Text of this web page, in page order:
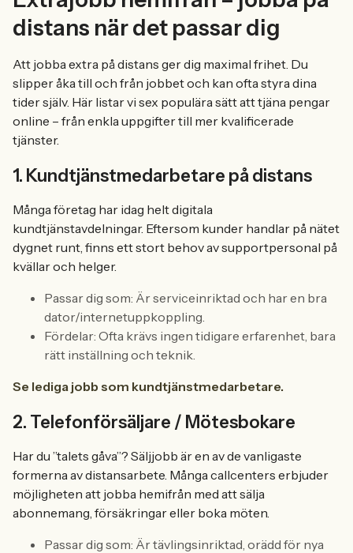
distans när det passar dig
Att jobba extra på distans ger dig maximal frihet. Du
slipper åka till och från jobbet och kan ofta styra dina
tider själv. Här listar vi sex populära sätt att tjäna pengar
online – från enkla uppgifter till mer kvalificerade
tjänster.
1. Kundtjänstmedarbetare på distans
Många företag har idag helt digitala
kundtjänstavdelningar. Eftersom kunder handlar på nätet
dygnet runt, finns ett stort behov av supportpersonal på
kvällar och helger.
Passar dig som: Är serviceinriktad och har en bra
dator/internetuppkoppling.
Fördelar: Ofta krävs ingen tidigare erfarenhet, bara
rätt inställning och teknik.
Se lediga jobb som kundtjänstmedarbetare.
2. Telefonförsäljare / Mötesbokare
Har du ”talets gåva”? Säljjobb är en av de vanligaste
formerna av distansarbete. Många callcenters erbjuder
möjligheten att jobba hemifrån med att sälja
abonnemang, försäkringar eller boka möten.
Passar dig som: Är tävlingsinriktad, orädd för nya